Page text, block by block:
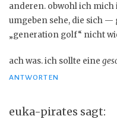
anderen. obwohl ich
umgeben sehe, die sich
„generation golf“ nicht
ach was. ich sollte eine
ANTWORTEN
euka-pirates sagt: